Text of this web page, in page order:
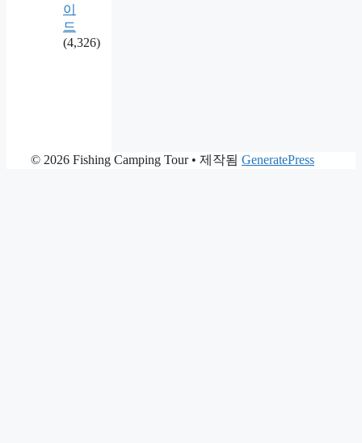
이
드
(4,326)
© 2026 Fishing Camping Tour• 제작됨 GeneratePress